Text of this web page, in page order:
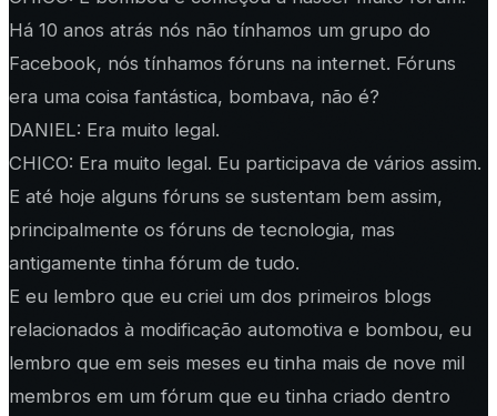
Há 10 anos atrás nós não tínhamos um grupo do
Facebook, nós tínhamos fóruns na internet. Fóruns
era uma coisa fantástica, bombava, não é?
DANIEL: Era muito legal.
CHICO: Era muito legal. Eu participava de vários assim.
E até hoje alguns fóruns se sustentam bem assim,
principalmente os fóruns de tecnologia, mas
antigamente tinha fórum de tudo.
E eu lembro que eu criei um dos primeiros blogs
relacionados à modificação automotiva e bombou, eu
lembro que em seis meses eu tinha mais de nove mil
membros em um fórum que eu tinha criado dentro